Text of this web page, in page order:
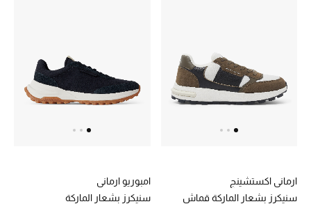
الموسم الجديد
حصريًا عبر الإنترنت
ارماني اكستشينج
سنيكرز بشعار الماركة قماش
امبوريو ارماني
سنيكرز بشعار الماركة